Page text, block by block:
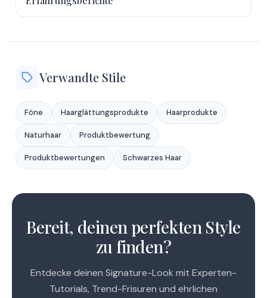
Verwandte Stile
Föne Haarglättungsprodukte Haarprodukte
Naturhaar Produktbewertung
Produktbewertungen Schwarzes Haar
Bereit, deinen perfekten Style
zu finden?
Entdecke deinen Signature-Look mit Experten-
Tutorials, Trend-Frisuren und ehrlichen